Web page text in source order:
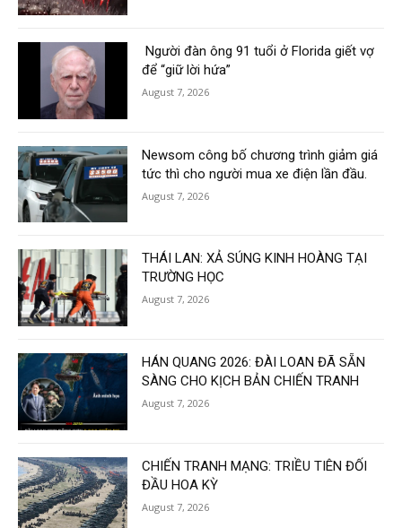
Người đàn ông 91 tuổi ở Florida giết vợ
để “giữ lời hứa”
August 7, 2026
Newsom công bố chương trình giảm giá
tức thì cho người mua xe điện lần đầu.
August 7, 2026
THÁI LAN: XẢ SÚNG KINH HOÀNG TẠI
TRƯỜNG HỌC
August 7, 2026
HÁN QUANG 2026: ĐÀI LOAN ĐÃ SẴN
SÀNG CHO KỊCH BẢN CHIẾN TRANH
August 7, 2026
CHIẾN TRANH MẠNG: TRIỀU TIÊN ĐỐI
ĐẦU HOA KỲ
August 7, 2026